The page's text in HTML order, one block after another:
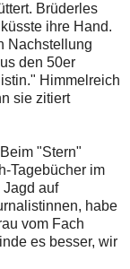
Brüderles
ihre Hand.
Nachstellung
den 50er
Himmelreich
sie zitiert
"Stern"
Tagebücher im
Jagd auf
habe
vom Fach
es besser, wir